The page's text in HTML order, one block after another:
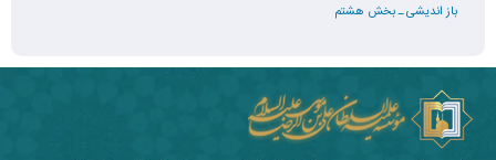
باز اندیشی ـ بخش هشتم